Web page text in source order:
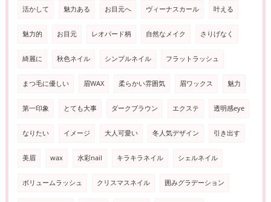
活かして 魅力ある お目元へ ヴィーナスカール 叶える
魅力的 お目元 レオパード柄 自然なメイク さりげなく
綺麗に 秋色ネイル シンプルネイル フラットラッシュ
まつ毛に優しい 眉WAX 柔らかい雰囲気 眉ワックス 魅力
第一印象 とても大事 ダークブラウン エクステ 透明感eye
なりたい イメージ 大人可愛い 冬人気デザイン 引き出す
美眉 wax 水彩nail キラキラネイル シェルネイル
ボリュームラッシュ クリスマスネイル 囲みグラデーション